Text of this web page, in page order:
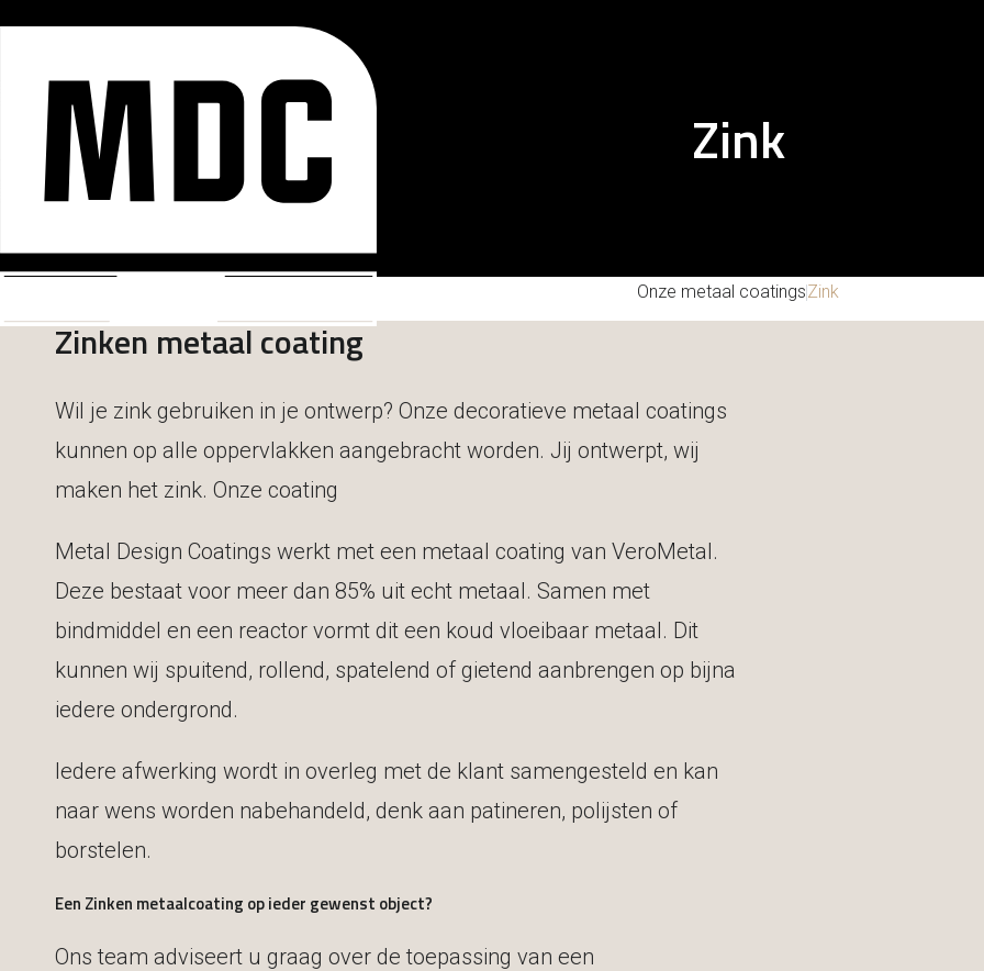
Zink
Onze metaal coatingsZink
Zinken metaal coating
Wil je zink gebruiken in je ontwerp? Onze decoratieve metaal coatings
kunnen op alle oppervlakken aangebracht worden. Jij ontwerpt, wij
maken het zink. Onze coating
Metal Design Coatings werkt met een metaal coating van VeroMetal.
Deze bestaat voor meer dan 85% uit echt metaal. Samen met
bindmiddel en een reactor vormt dit een koud vloeibaar metaal. Dit
kunnen wij spuitend, rollend, spatelend of gietend aanbrengen op bijna
iedere ondergrond.
Iedere afwerking wordt in overleg met de klant samengesteld en kan
naar wens worden nabehandeld, denk aan patineren, polijsten of
borstelen.
Een Zinken metaalcoating op ieder gewenst object?
Ons team adviseert u graag over de toepassing van een